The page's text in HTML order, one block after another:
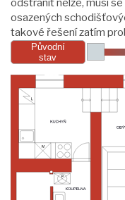
osazených
takové řešení zatím
Původní
stav